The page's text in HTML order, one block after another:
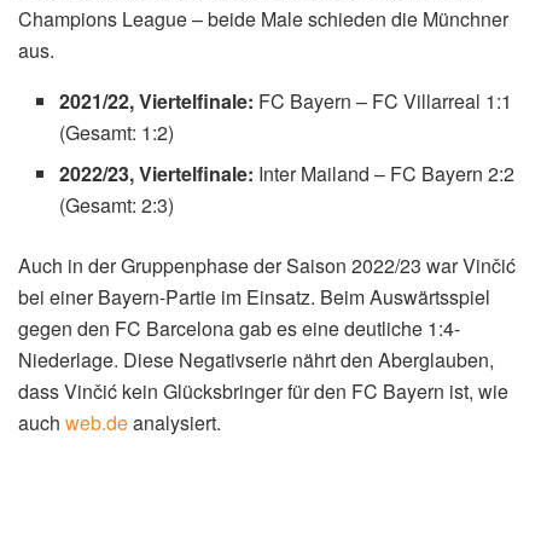
Slavko Vinčić, geboren am 25. November 1979, ist einer
der erfahrensten und renommiertesten Schiedsrichter
Europas. Der Slowene ist seit 2010 FIFA-Schiedsrichter
und hat seitdem zahlreiche internationale Spiele geleitet,
League und bei Weltmeisterschaften.Auf Wikipedia finden
sich weitere Details zu seiner Karriere.
Vinčić zeichnet sich durch seine ruhige und besonnene Art
aus, gilt aber auch als konsequenterRegelhüter. Seine
Leistungen werden regelmäßig von der UEFA bewertet,
und er gehört stets zu den Top-Schiedsrichtern des
Kontinents. Im Sommer wird er auch wieder zu den WM-
Schiedsrichtern zählen, wie der